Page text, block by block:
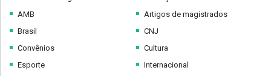
AMB
Brasil
Convênios
Esporte
Artigos de magistrados
CNJ
Cultura
Internacional